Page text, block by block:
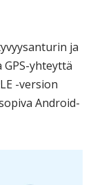
ja
yhteyttä
-version
Android-